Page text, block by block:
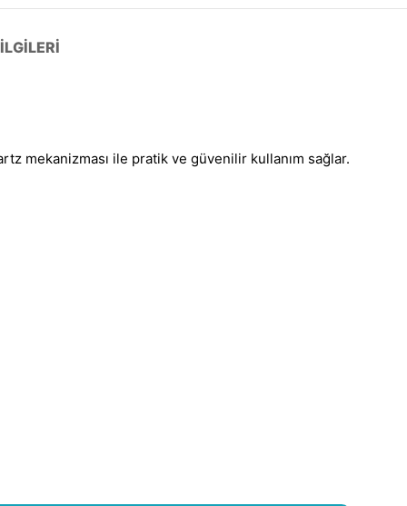
mekanizması ile pratik ve güvenilir kullanım sağlar.